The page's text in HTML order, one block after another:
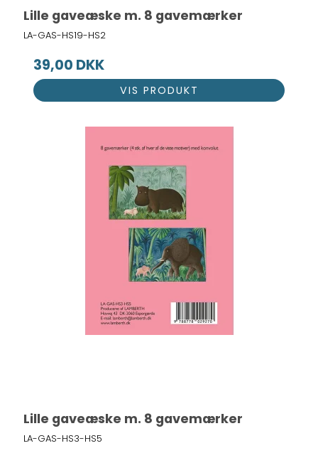
Lille gaveæske m. 8 gavemærker
LA-GAS-HS19-HS2
39,00 DKK
VIS PRODUKT
Lille gaveæske m. 8 gavemærker
LA-GAS-HS3-HS5